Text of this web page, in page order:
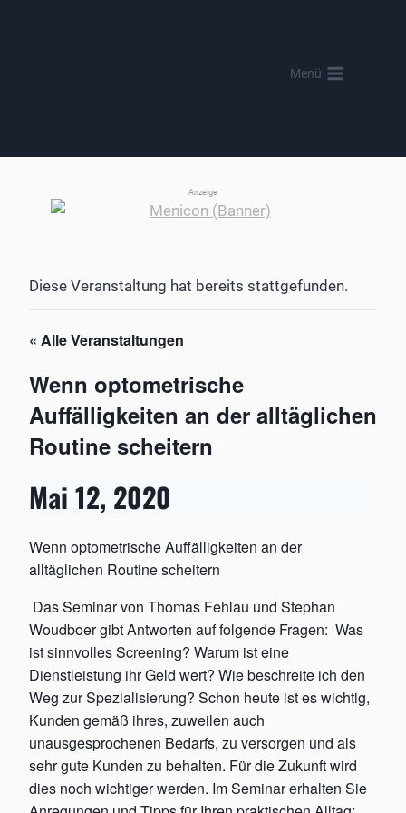
Menü
Anzeige
Diese Veranstaltung hat bereits stattgefunden.
« Alle Veranstaltungen
Wenn optometrische
Auffälligkeiten an der alltäglichen
Routine scheitern
Mai 12, 2020
Wenn optometrische Auffälligkeiten an der
alltäglichen Routine scheitern
Das Seminar von Thomas Fehlau und Stephan
Woudboer gibt Antworten auf folgende Fragen: Was
ist sinnvolles Screening? Warum ist eine
Dienstleistung ihr Geld wert? Wie beschreite ich den
Weg zur Spezialisierung? Schon heute ist es wichtig,
Kunden gemäß ihres, zuweilen auch
unausgesprochenen Bedarfs, zu versorgen und als
sehr gute Kunden zu behalten. Für die Zukunft wird
dies noch wichtiger werden. Im Seminar erhalten Sie